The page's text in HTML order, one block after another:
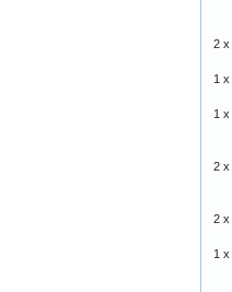
2 x
1 x
1 x
2 x
2 x
1 x